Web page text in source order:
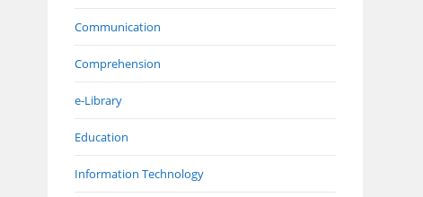
Communication
Comprehension
e-Library
Education
Information Technology